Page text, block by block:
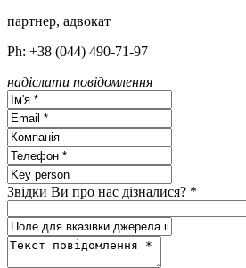
партнер, адвокат
Ph: +38 (044) 490-71-97
надіслати повідомлення
Звідки Ви про нас дізналися? *